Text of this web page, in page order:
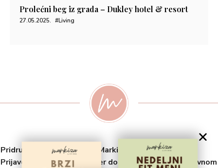
Prolećni beg iz grada – Dukley hotel & resort
27.05.2025. #Living
Pridruži se odabranoj listi Markiza Living zajednice!
Prijavom na ovaj newsletter dobijaš pristup ekskluzivnom